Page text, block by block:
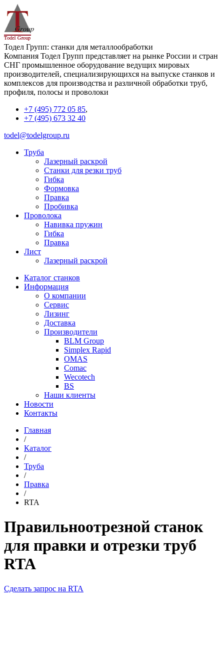
Тодел Групп: станки для металлообработки
Компания Тодел Групп представляет на рынке России и стран
СНГ промышленное оборудование ведущих мировых
производителей, специализирующихся на выпуске станков и
комплексов для производства и различной обработки труб,
профиля, полосы и проволоки
+7 (495) 772 05 85,
+7 (495) 673 32 40
todel@todelgroup.ru
Труба
Лазерный раскрой
Станки для резки труб
Гибка
Формовка
Правка
Пробивка
Проволока
Навивка пружин
Гибка
Правка
Лист
Лазерный раскрой
Каталог станков
Информация
О компании
Сервис
Лизинг
Доставка
Производители
BLM Group
Simplex Rapid
OMAS
Comac
Wecotech
BS
Наши клиенты
Новости
Контакты
Главная
/
Каталог
/
Труба
/
Правка
/
RTA
Правильноотрезной станок
для правки и отрезки труб
RTA
Сделать запрос на RTA